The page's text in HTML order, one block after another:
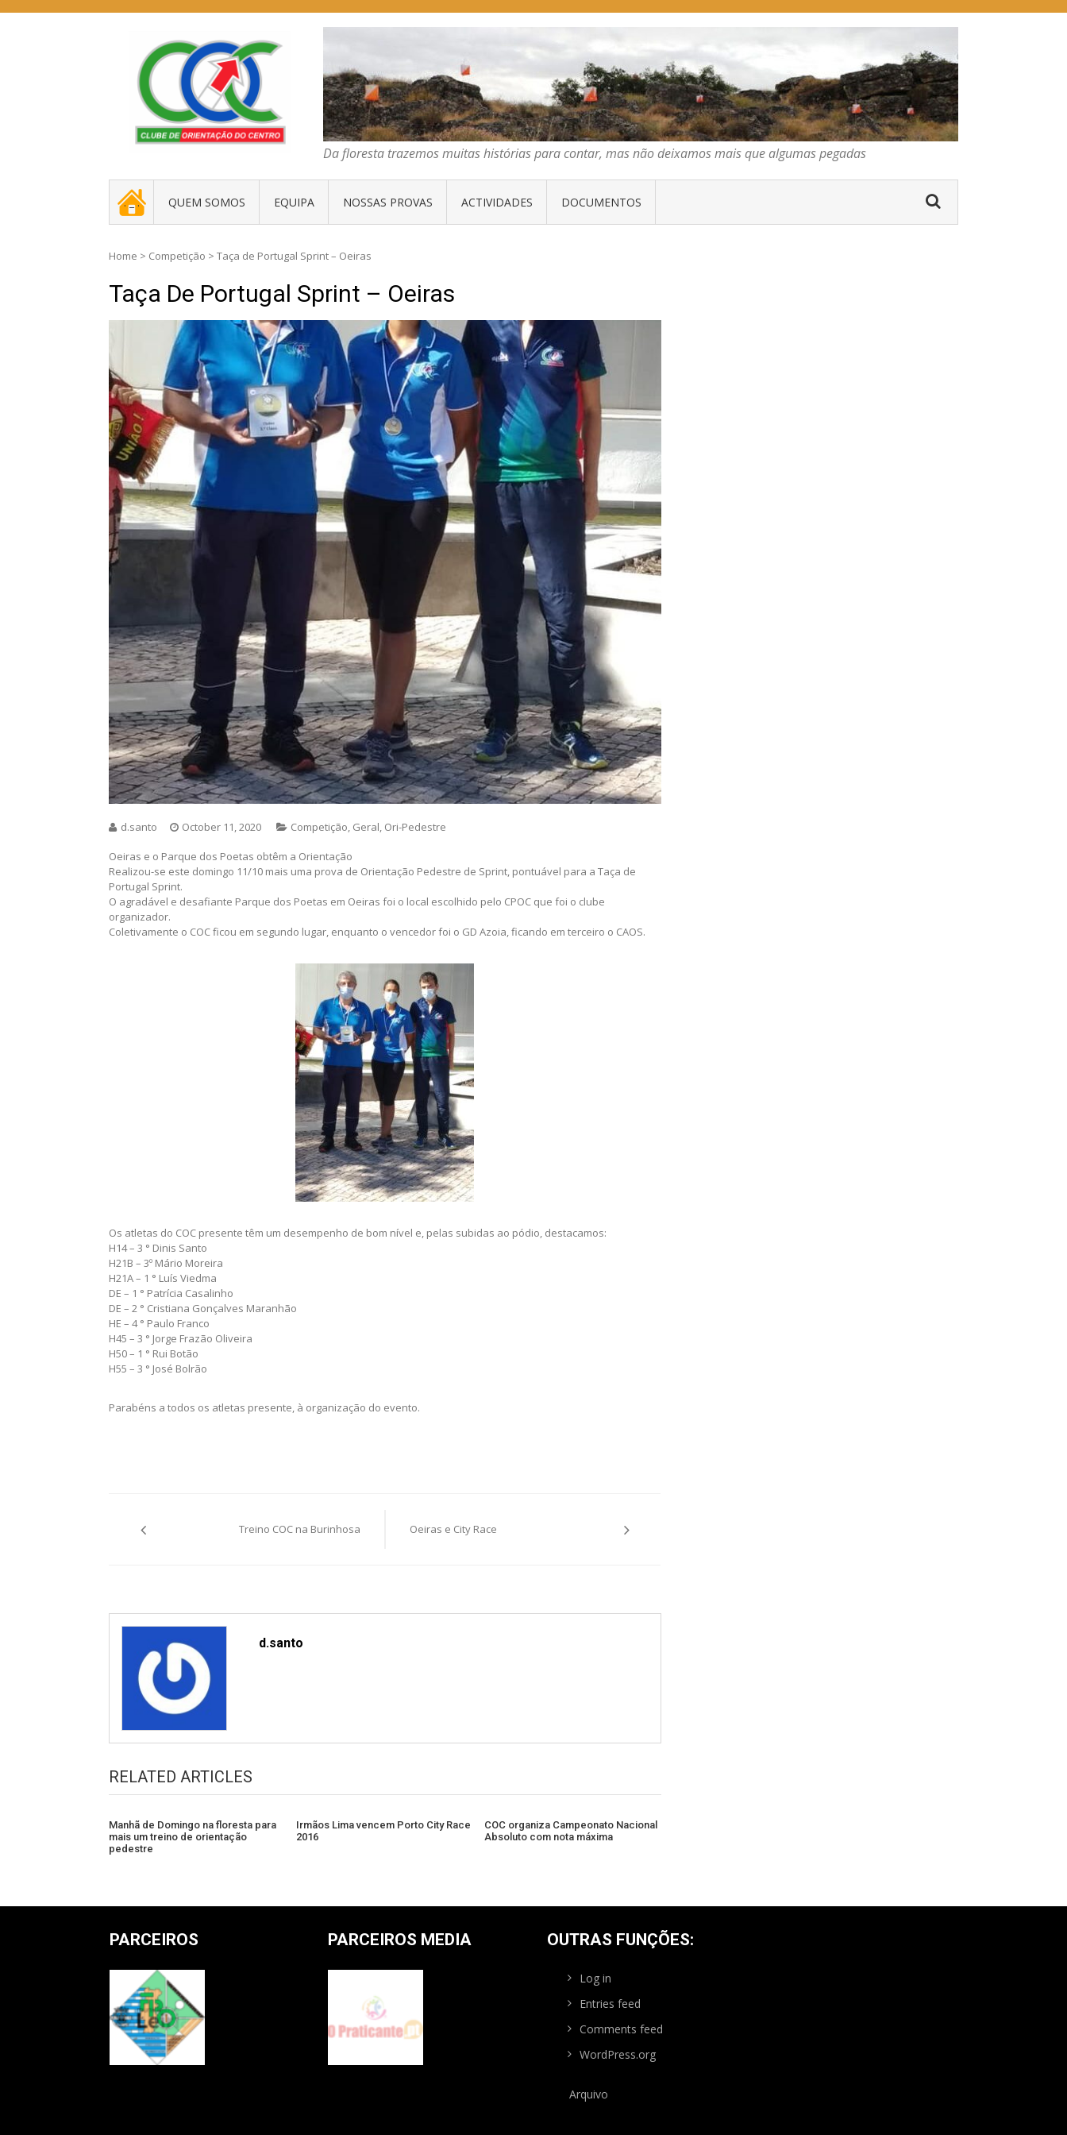
COC – CLUBE DE ORIENTAÇÃO DO CENTRO
Da floresta trazemos muitas histórias para contar, mas não deixamos mais que algumas pegadas
Da floresta trazemos muitas histórias para contar, mas não deixamos mais que algumas pegadas
. _ . QUEM SOMOS EQUIPA NOSSAS PROVAS ACTIVIDADES DOCUMENTOS
Home > Competição > Taça de Portugal Sprint – Oeiras
Taça De Portugal Sprint – Oeiras
d.santo October 11, 2020 Competição Geral Ori-Pedestre
Oeiras e o Parque dos Poetas obtêm a Orientação
Realizou-se este domingo 11/10 mais uma prova de Orientação Pedestre de Sprint, pontuável para a Taça de
Portugal Sprint.
O agradável e desafiante Parque dos Poetas em Oeiras foi o local escolhido pelo CPOC que foi o clube
organizador.
Coletivamente o COC ficou em segundo lugar, enquanto o vencedor foi o GD Azoia, ficando em terceiro o CAOS.
Os atletas do COC presente têm um desempenho de bom nível e, pelas subidas ao pódio, destacamos:
H14 – 3 ° Dinis Santo
H21B – 3º Mário Moreira
H21A – 1 ° Luís Viedma
DE – 1 ° Patrícia Casalinho
DE – 2 ° Cristiana Gonçalves Maranhão
HE – 4 ° Paulo Franco
H45 – 3 ° Jorge Frazão Oliveira
H50 – 1 ° Rui Botão
H55 – 3 ° José Bolrão
Parabéns a todos os atletas presente, à organização do evento.
navigationTreino COC na Burinhosa Oeiras e City Race
d.santo
RELATED ARTICLES
Manhã de Domingo na floresta para
mais um treino de orientação
pedestre
Irmãos Lima vencem Porto City Race
2016
COC organiza Campeonato Nacional
Absoluto com nota máxima
PARCEIROS PARCEIROS MEDIA OUTRAS FUNÇÕES:
Log in
Entries feed
Comments feed
WordPress.org
Arquivo